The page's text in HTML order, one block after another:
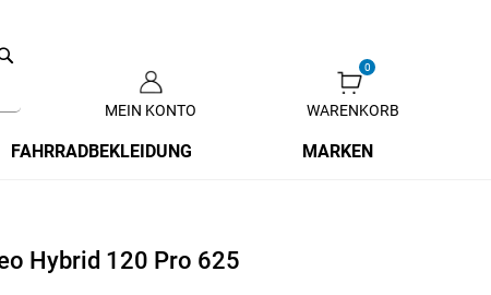
Inhalt
MEIN KONTO WARENKORB
FAHRRADBEKLEIDUNG MARKEN
Hybrid 120 Pro 625